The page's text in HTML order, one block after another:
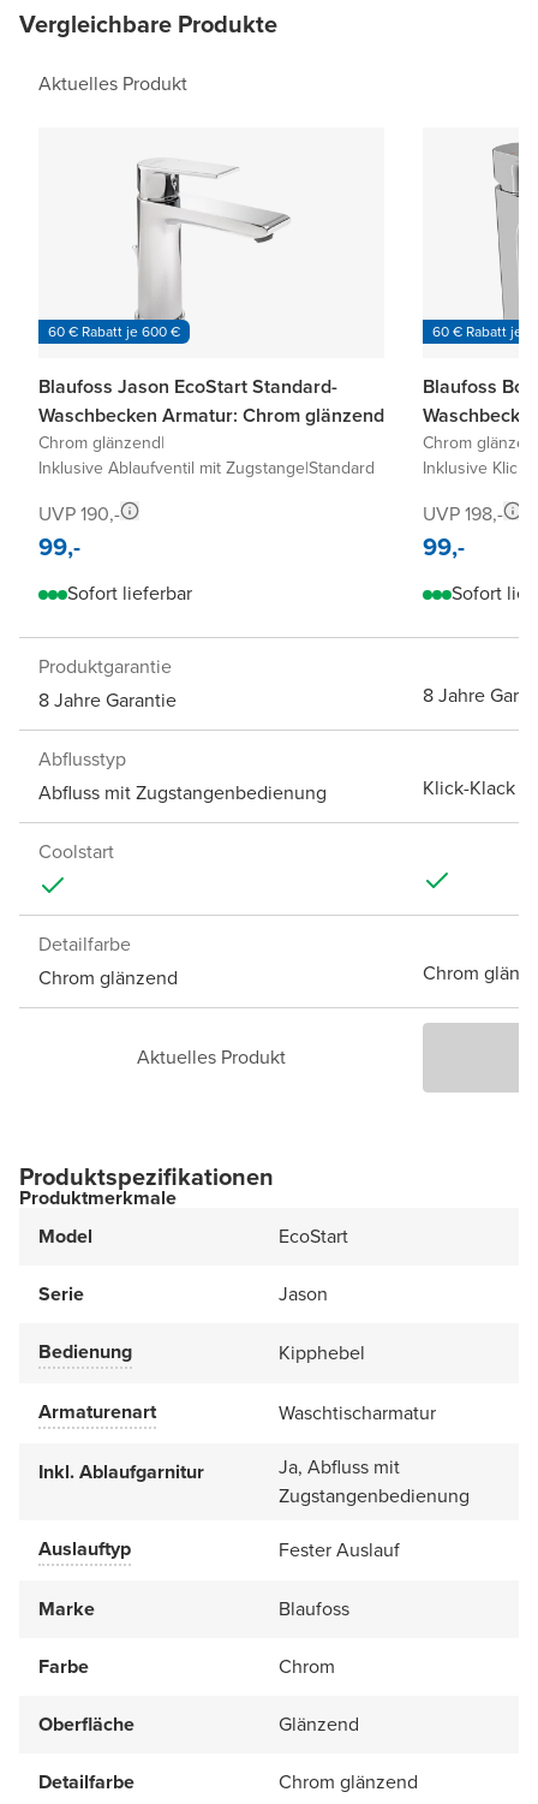
Vergleichbare Produkte
Aktuelles Produkt
60 € Rabatt je 600 €
Blaufoss Jason EcoStart Standard-
Waschbecken Armatur: Chrom glänzend
Chrom glänzend|
Inklusive Ablaufventil mit Zugstange|Standard
UVP 190,-
99,-
Sofort lieferbar
60 € Rabatt je
Blaufoss
Chrom
Inklusive
UVP 198,-
99,-
Sofort
Produktgarantie
8 Jahre Garantie
8 Jahre
Abflusstyp
Abfluss mit Zugstangenbedienung
Klick-Klack
Coolstart
Detailfarbe
Chrom glänzend
Chrom
Aktuelles Produkt
Produktspezifikationen
Produktmerkmale
Model
EcoStart
Serie Jason
Bedienung Kipphebel
Armaturenart Waschtischarmatur
Inkl. Ablaufgarnitur
Ja, Abfluss mit
Zugstangenbedienung
Auslauftyp
Fester Auslauf
Marke Blaufoss
Farbe Chrom
Oberfläche Glänzend
Detailfarbe Chrom glänzend